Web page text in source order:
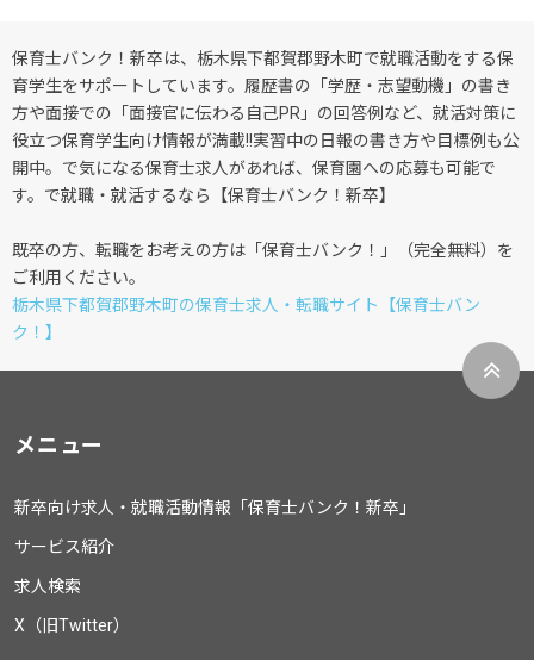
保育士バンク！新卒は、栃木県下都賀郡野木町で就職活動をする保
育学生をサポートしています。履歴書の「学歴・志望動機」の書き
方や面接での「面接官に伝わる自己PR」の回答例など、就活対策に
役立つ保育学生向け情報が満載!!実習中の日報の書き方や目標例も公
開中。で気になる保育士求人があれば、保育園への応募も可能で
す。で就職・就活するなら【保育士バンク！新卒】
既卒の方、転職をお考えの方は「保育士バンク！」（完全無料）を
ご利用ください。
栃木県下都賀郡野木町の保育士求人・転職サイト【保育士バン
ク！】
メニュー
新卒向け求人・就職活動情報「保育士バンク！新卒」
サービス紹介
求人検索
X（旧Twitter）